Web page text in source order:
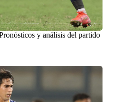
y análisis del partido